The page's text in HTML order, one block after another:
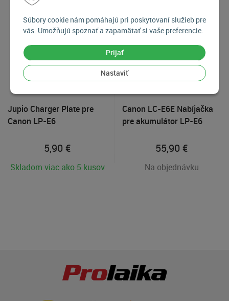
Súbory cookie nám pomáhajú pri poskytovaní služieb pre
vás. Umožňujú spoznať a zapamätať si vaše preferencie.
Prijať
Nastaviť
Jupio Charger Plate pre
Canon LP-E6
5,90 €
Skladom viac ako 5 kusov
Canon LC-E6E Nabíjačka
pre akumulátor LP-E6
55,90 €
Na objednávku